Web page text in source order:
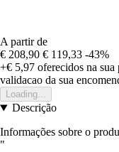
A partir de
€ 208,90 € 119,33 -43%
+€ 5,97 oferecidos na
validacao da sua
Loading...
Descrição
Informações sobre o
"